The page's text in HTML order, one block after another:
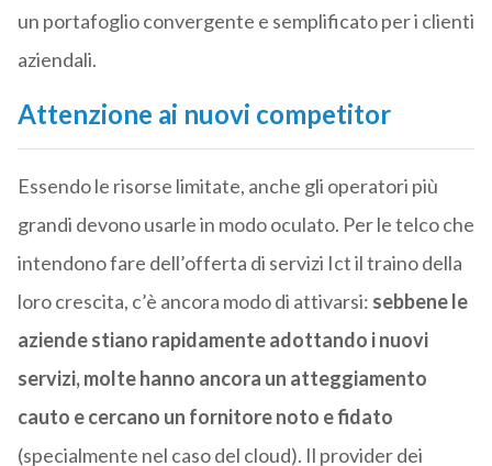
un portafoglio convergente e semplificato per i clienti
aziendali.
Attenzione ai nuovi competitor
Essendo le risorse limitate, anche gli operatori più
grandi devono usarle in modo oculato. Per le telco che
intendono fare dell’offerta di servizi Ict il traino della
loro crescita, c’è ancora modo di attivarsi: sebbene le
aziende stiano rapidamente adottando i nuovi
servizi, molte hanno ancora un atteggiamento
cauto e cercano un fornitore noto e fidato
(specialmente nel caso del cloud). Il provider dei